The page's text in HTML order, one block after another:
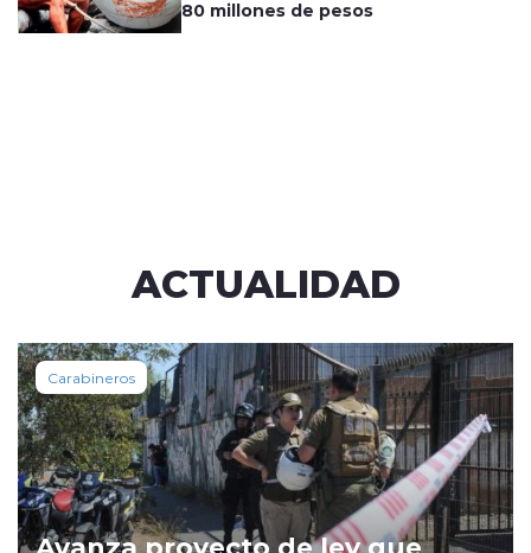
80 millones de pesos
ACTUALIDAD
Carabineros
Avanza proyecto de ley que